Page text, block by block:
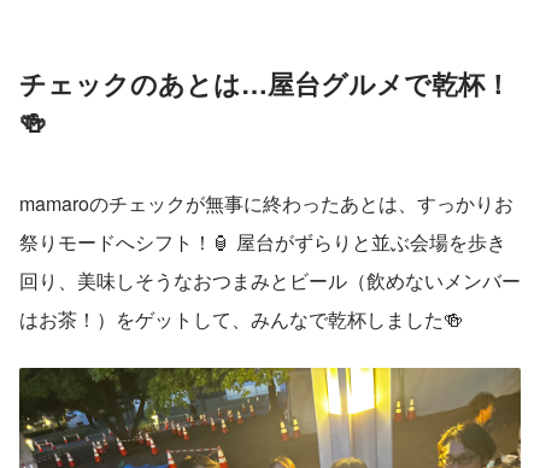
チェックのあとは…屋台グルメで乾杯！
🍻
mamaroのチェックが無事に終わったあとは、すっかりお
祭りモードへシフト！🏮 屋台がずらりと並ぶ会場を歩き
回り、美味しそうなおつまみとビール（飲めないメンバー
はお茶！）をゲットして、みんなで乾杯しました🍻